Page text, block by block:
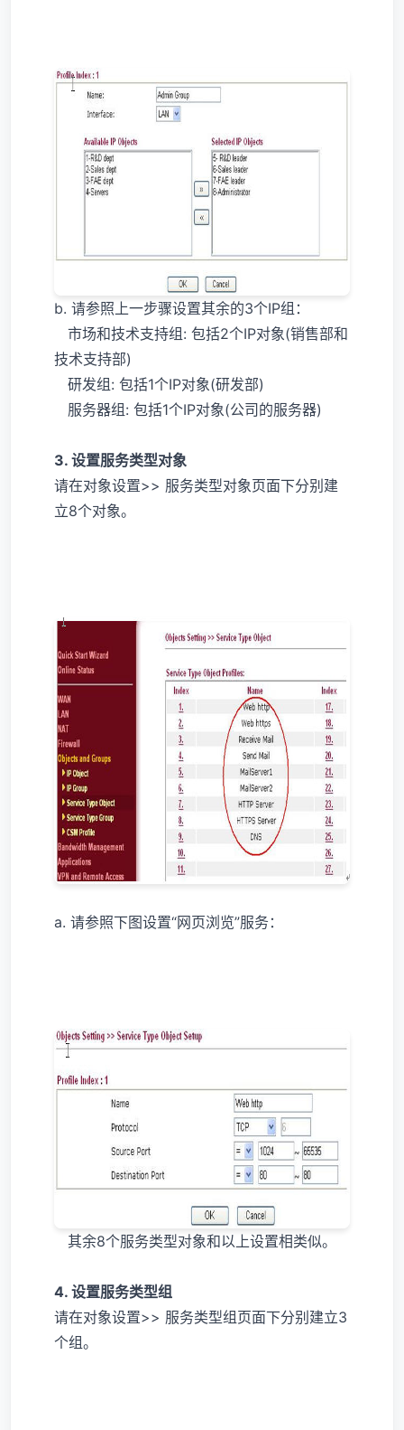
b. 请参照上一步骤设置其余的3个IP组：
市场和技术支持组: 包括2个IP对象(销售部和
技术支持部)
研发组: 包括1个IP对象(研发部)
服务器组: 包括1个IP对象(公司的服务器)
3. 设置服务类型对象
请在对象设置>> 服务类型对象页面下分别建
立8个对象。
a. 请参照下图设置“网页浏览”服务：
其余8个服务类型对象和以上设置相类似。
4. 设置服务类型组
请在对象设置>> 服务类型组页面下分别建立3
个组。